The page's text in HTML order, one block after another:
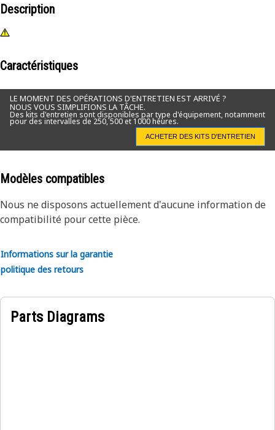
Description
Caractéristiques
LE MOMENT DES OPÉRATIONS D'ENTRETIEN EST ARRIVÉ ?
NOUS VOUS SIMPLIFIONS LA TÂCHE.
Des kits d'entretien sont disponibles par type d'équipement, notamment
pour des intervalles de 250, 500 et 1000 heures.
ACHETER DES KITS D'ENTRETIEN
Modèles compatibles
Nous ne disposons actuellement d'aucune information de
compatibilité pour cette pièce.
Informations sur la garantie
politique des retours
Parts Diagrams